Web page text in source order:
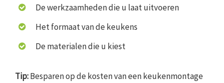
De werkzaamheden die u laat uitvoeren
Het formaat van de keukens
De materialen die u kiest
Tip:Besparen op de kosten van een keukenmontage